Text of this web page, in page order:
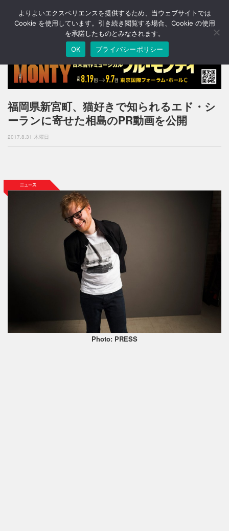
T
o
n
a
v
i
g
o
福岡県新宮町、猫好きで知られるエド・シ
ーランに寄せた相島のPR動画を公開
2017.8.31 木曜日
Photo: PRESS
よりよいエクスペリエンスを提供するため、当ウェブサイトでは
Cookie を使用しています。引き続き閲覧する場合、Cookie の使用
を承諾したものとみなされます。
OK
プライバシーポリシー